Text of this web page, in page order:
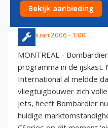
CSERIES-
31 januari 2006 - 1:00
MONTREAL -
programma in de ijskast.
International al meldde
vliegtuigbouwer zich
jets, heeft Bombardier
huidige
Bekijk aanbieding